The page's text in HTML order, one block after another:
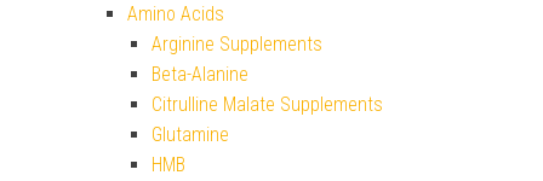
Amino Acids
Arginine Supplements
Beta-Alanine
Citrulline Malate Supplements
Glutamine
HMB